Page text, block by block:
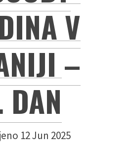
V
–
12 Jun 2025